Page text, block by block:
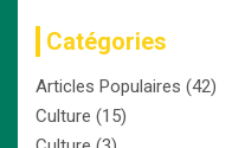
Catégories
Articles Populaires (42)
Culture (15)